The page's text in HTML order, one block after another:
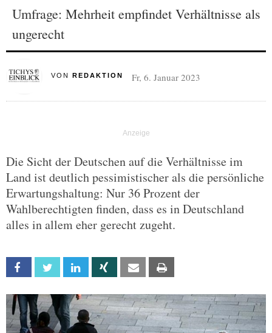
Umfrage: Mehrheit empfindet Verhältnisse als
ungerecht
VON REDAKTION Fr, 6. Januar 2023
Die Sicht der Deutschen auf die Verhältnisse im
Land ist deutlich pessimistischer als die persönliche
Erwartungshaltung: Nur 36 Prozent der
Wahlberechtigten finden, dass es in Deutschland
alles in allem eher gerecht zugeht.
Facebook Twitter Linkedin Xing Email